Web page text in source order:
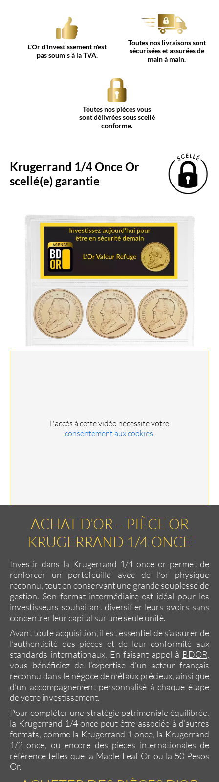
L'Or d'investissement n'est
pas soumis à la TVA.
Toutes nos livraisons sont
sécurisées et assurées de
main à main.
Toutes nos pièces vous
sont délivrées sous scellé
conforme.
Krugerrand 1/4 Once Or
scellé(e) garantie
L'accès à cette vidéo nécessite votre
consentement aux cookies.
ACHAT D’OR – PIÈCE OR
KRUGERRAND 1/4 ONCE
Investir dans la Krugerrand 1/4 once or permet de
renforcer un portefeuille avec de l’or physique
reconnu, tout en conservant une grande souplesse de
gestion. Son format intermédiaire est idéal pour les
investisseurs souhaitant diversifier leurs avoirs sans
concentrer leur capital sur une seule unité.
Avant toute acquisition, il est essentiel de s’assurer de
l’authenticité des pièces et de leur conformité aux
standards internationaux. En faisant appel à BDOR,
vous bénéficiez de l’expertise d’un acteur français
reconnu dans le négoce de métaux précieux, ainsi que
d’un accompagnement personnalisé à chaque étape
de votre investissement.
Pour compléter une stratégie patrimoniale équilibrée,
la Krugerrand 1/4 once peut être associée à d’autres
formats, comme la Krugerrand 1 once, la Krugerrand
1/2 once, ou encore des pièces internationales de
référence telles que la Maple Leaf Or ou la 50 Pesos
Or.